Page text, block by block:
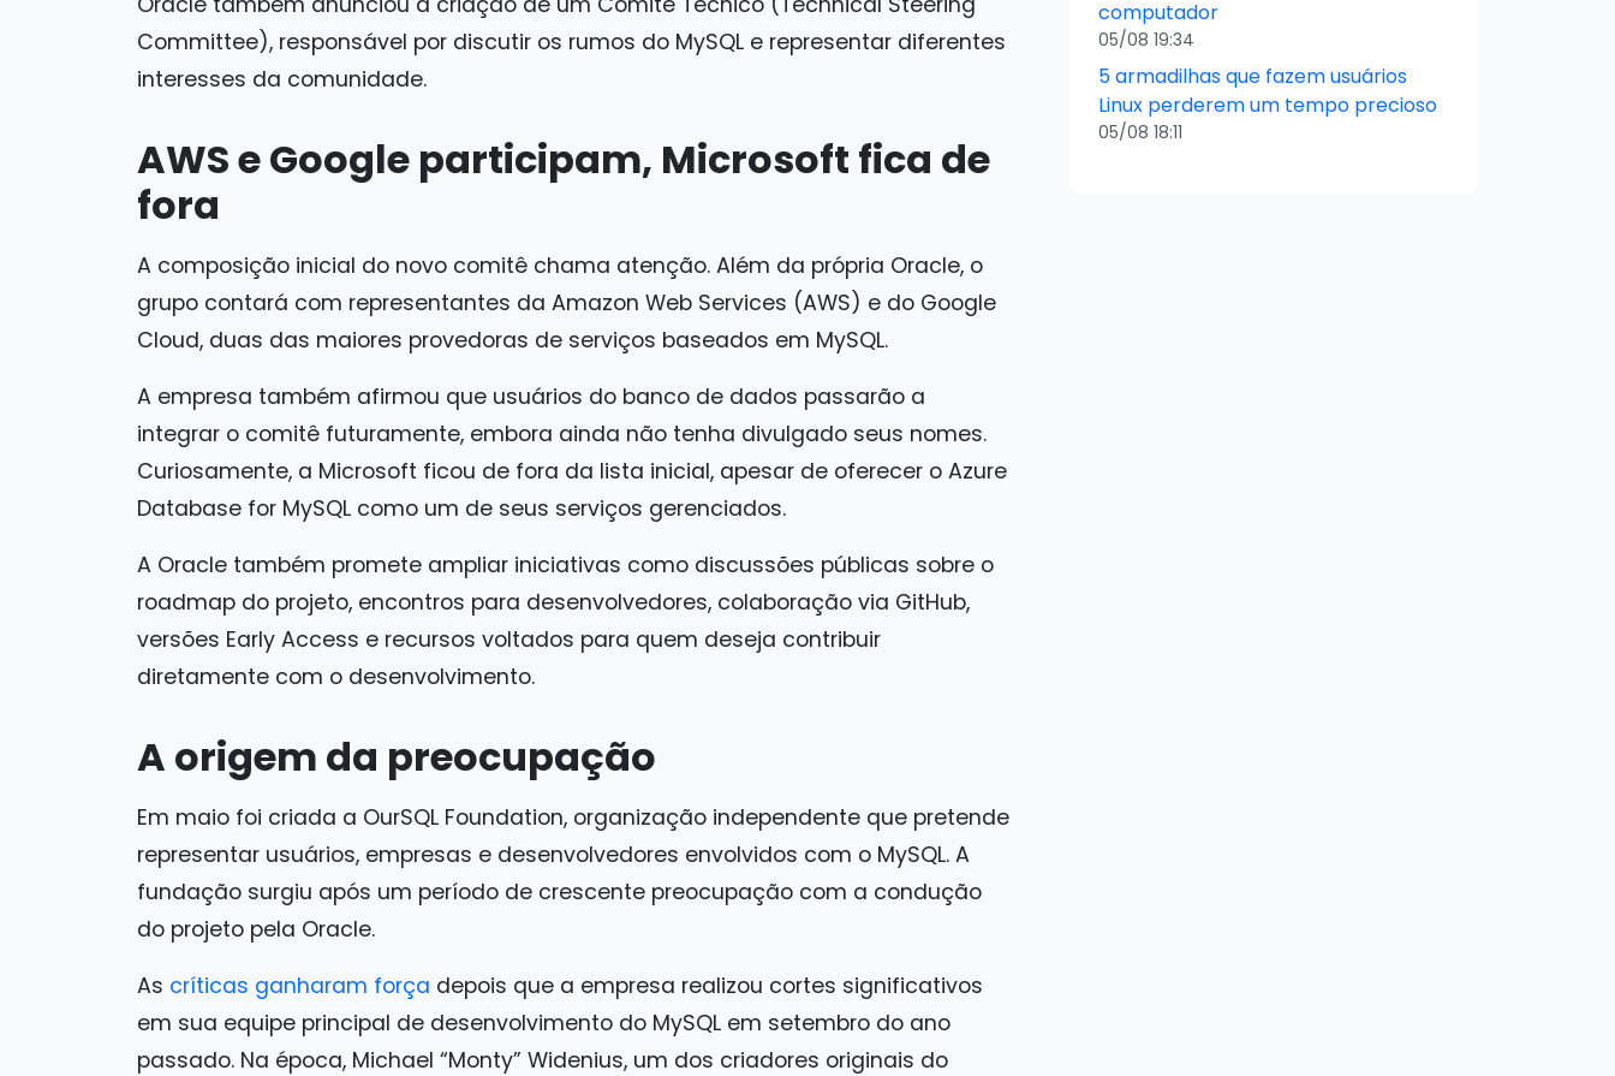
Committee), responsável por discutir os rumos do MySQL e representar diferentes
interesses da comunidade.
AWS e Google participam, Microsoft fica de
fora
A composição inicial do novo comitê chama atenção. Além da própria Oracle, o
grupo contará com representantes da Amazon Web Services (AWS) e do Google
Cloud, duas das maiores provedoras de serviços baseados em MySQL.
A empresa também afirmou que usuários do banco de dados passarão a
integrar o comitê futuramente, embora ainda não tenha divulgado seus nomes.
Curiosamente, a Microsoft ficou de fora da lista inicial, apesar de oferecer o Azure
Database for MySQL como um de seus serviços gerenciados.
A Oracle também promete ampliar iniciativas como discussões públicas sobre o
roadmap do projeto, encontros para desenvolvedores, colaboração via GitHub,
versões Early Access e recursos voltados para quem deseja contribuir
diretamente com o desenvolvimento.
A origem da preocupação
Em maio foi criada a OurSQL Foundation, organização independente que pretende
representar usuários, empresas e desenvolvedores envolvidos com o MySQL. A
fundação surgiu após um período de crescente preocupação com a condução
do projeto pela Oracle.
As críticas ganharam força depois que a empresa realizou cortes significativos
em sua equipe principal de desenvolvimento do MySQL em setembro do ano
passado. Na época, Michael “Monty” Widenius, um dos criadores originais do
computador
05/08 19:34
5 armadilhas que fazem usuários
Linux perderem um tempo precioso
05/08 18:11